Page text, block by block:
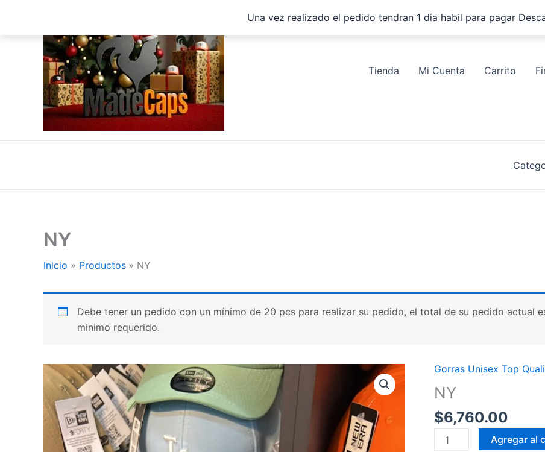
Una vez realizado el pedido tendran 1 dia habil para pagar
contenido
Tienda Mi Cuenta Carrito
NY
Inicio Productos NY
Debe tener un pedido con un mínimo de 20 pcs para realizar su pedido, el total de su pedido actual
minimo requerido.
Gorras Unisex Top
NY
$6,760.00
NY
Agregar al